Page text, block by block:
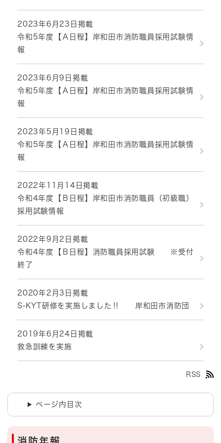
2023年6月23日掲載
令和5年度【Ａ日程】岸和田市消防職員採用試験情
報
2023年6月9日掲載
令和5年度【Ａ日程】岸和田市消防職員採用試験情
報
2023年5月19日掲載
令和5年度【Ａ日程】岸和田市消防職員採用試験情
報
2022年11月14日掲載
令和4年度【Ｂ日程】岸和田市消防職員（初級職）
採用試験情報
2022年9月2日掲載
令和4年度【Ｂ日程】消防職員採用試験 ※受付
終了
2020年2月3日掲載
S-KYT研修を実施しました‼ 岸和田市消防団
2019年6月24日掲載
救急訓練を実施
RSS
ページ内目次
消防年報